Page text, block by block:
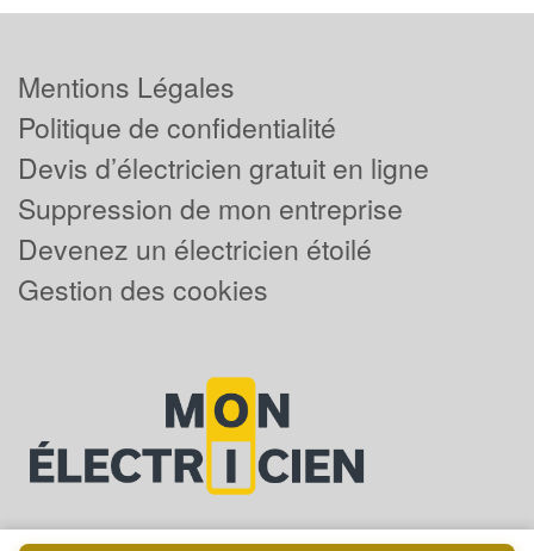
Mentions Légales
Politique de confidentialité
Devis d’électricien gratuit en ligne
Suppression de mon entreprise
Devenez un électricien étoilé
Gestion des cookies